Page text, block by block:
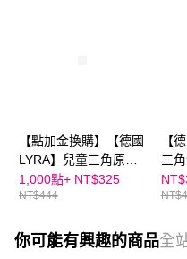
【點加金換購】【德國
LYRA】兒童三角原木
鉛筆(17.5cm) 6入
1,000點+ NT$325
NT$444
【
三
你可能有興趣的商品全